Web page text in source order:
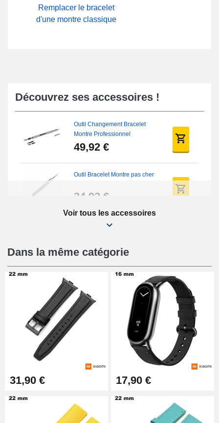
Remplacer le bracelet
d'une montre classique
Découvrez ses accessoires !
Outil Changement Bracelet
Montre Professionnel
49,92 €
Outil Bracelet Montre pas cher
34,92 €
Kit Réparation Montre Débutant
16,90 €
Pied à Coulisse Numérique
9,90 €
Kit Horlogerie Débutant
Boîte Pompe Bracelet Montre -
Diamètre 1,50 mm - 8 à 25 mm
Voir tous les accessoires
Dans la même catégorie
31,90 € 17,90 €